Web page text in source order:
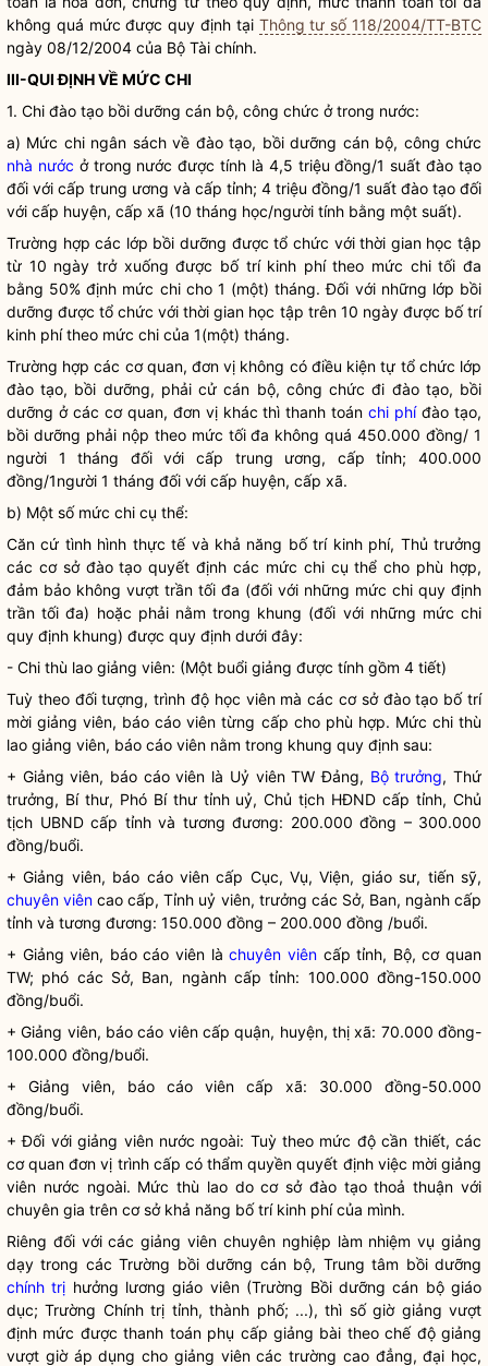
không quá mức được quy định tại Thông tư số 118/2004/TT-BTC
ngày 08/12/2004 của Bộ Tài chính.
III-QUI ĐỊNH VỀ MỨC CHI
1. Chi đào tạo bồi dưỡng cán bộ, công chức ở trong nước:
a) Mức chi ngân sách về đào tạo, bồi dưỡng cán bộ, công chức
nhà nước ở trong nước được tính là 4,5 triệu đồng/1 suất đào tạo
đối với cấp trung ương và cấp tỉnh; 4 triệu đồng/1 suất đào tạo đối
với cấp huyện, cấp xã (10 tháng học/người tính bằng một suất).
Trường hợp các lớp bồi dưỡng được tổ chức với thời gian học tập
từ 10 ngày trở xuống được bố trí kinh phí theo mức chi tối đa
bằng 50% định mức chi cho 1 (một) tháng. Đối với những lớp bồi
dưỡng được tổ chức với thời gian học tập trên 10 ngày được bố trí
kinh phí theo mức chi của 1(một) tháng.
Trường hợp các cơ quan, đơn vị không có điều kiện tự tổ chức lớp
đào tạo, bồi dưỡng, phải cử cán bộ, công chức đi đào tạo, bồi
dưỡng ở các cơ quan, đơn vị khác thì thanh toánchi phíđào tạo,
bồi dưỡng phải nộp theo mức tối đa không quá 450.000 đồng/ 1
người 1 tháng đối với cấp trung ương, cấp tỉnh; 400.000
đồng/1người 1 tháng đối với cấp huyện, cấp xã.
b) Một số mức chi cụ thể:
Căn cứ tình hình thực tế và khả năng bố trí kinh phí, Thủ trưởng
các cơ sở đào tạo quyết định các mức chi cụ thể cho phù hợp,
đảm bảo không vượt trần tối đa (đối với những mức chi quy định
trần tối đa) hoặc phải nằm trong khung (đối với những mức chi
quy định khung) được quy định dưới đây:
- Chi thù lao giảng viên: (Một buổi giảng được tính gồm 4 tiết)
Tuỳ theo đối tượng, trình độ học viên mà các cơ sở đào tạo bố trí
mời giảng viên, báo cáo viên từng cấp cho phù hợp. Mức chi thù
lao giảng viên, báo cáo viên nằm trong khung quy định sau:
+ Giảng viên, báo cáo viên là Uỷ viên TW Đảng, Bộ trưởng, Thứ
trưởng, Bí thư, Phó Bí thư tỉnh uỷ, Chủ tịch HĐND cấp tỉnh, Chủ
tịch UBND cấp tỉnh và tương đương: 200.000 đồng – 300.000
đồng/buổi.
+ Giảng viên, báo cáo viên cấp Cục, Vụ, Viện, giáo sư, tiến sỹ,
chuyên viên cao cấp, Tỉnh uỷ viên, trưởng các Sở, Ban, ngành cấp
tỉnh và tương đương: 150.000 đồng – 200.000 đồng /buổi.
+ Giảng viên, báo cáo viên làchuyên viêncấp tỉnh, Bộ, cơ quan
TW; phó các Sở, Ban, ngành cấp tỉnh: 100.000 đồng-150.000
đồng/buổi.
+ Giảng viên, báo cáo viên cấp quận, huyện, thị xã: 70.000 đồng-
100.000 đồng/buổi.
+ Giảng viên, báo cáo viên cấp xã: 30.000 đồng-50.000
đồng/buổi.
+ Đối với giảng viên nước ngoài: Tuỳ theo mức độ cần thiết, các
cơ quan đơn vị trình cấp có thẩm quyền quyết định việc mời giảng
viên nước ngoài. Mức thù lao do cơ sở đào tạo thoả thuận với
chuyên gia trên cơ sở khả năng bố trí kinh phí của mình.
Riêng đối với các giảng viên chuyên nghiệp làm nhiệm vụ giảng
dạy trong các Trường bồi dưỡng cán bộ, Trung tâm bồi dưỡng
chính trị hưởng lương giáo viên (Trường Bồi dưỡng cán bộ giáo
dục; Trường Chính trị tỉnh, thành phố; ...), thì số giờ giảng vượt
định mức được thanh toán phụ cấp giảng bài theo chế độ giảng
vượt giờ áp dụng cho giảng viên các trường cao đẳng, đại học,